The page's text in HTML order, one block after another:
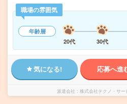
職場の雰囲気
年齢層
20代
30代
気になる! 応募へ進
派遣会社 株式会社テクノ・サー